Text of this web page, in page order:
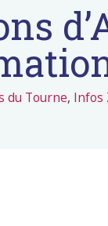
du Tourne, Infos